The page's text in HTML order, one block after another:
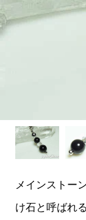
メインストー
け石と呼ばれ